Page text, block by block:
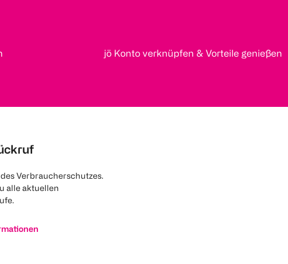
jö Konto verknüpfen & Vorteile genießen
Verbraucherschutzes.
alle aktuellen